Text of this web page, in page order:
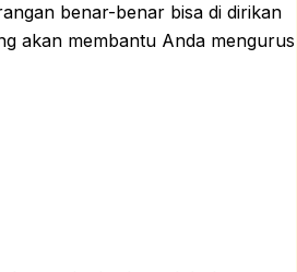
benar-benar bisa di dirikan
akan membantu Anda mengurus